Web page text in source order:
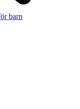
barn